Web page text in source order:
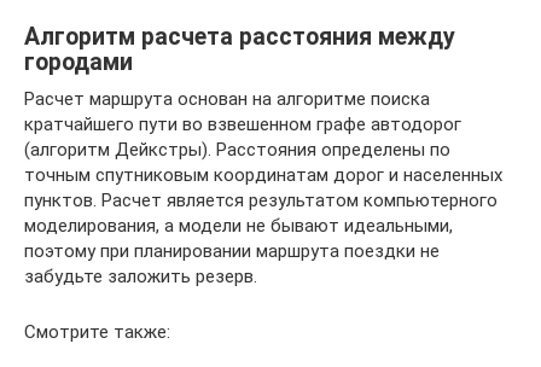
Алгоритм расчета расстояния между
городами
Расчет маршрута основан на алгоритме поиска
кратчайшего пути во взвешенном графе автодорог
(алгоритм Дейкстры). Расстояния определены по
точным спутниковым координатам дорог и населенных
пунктов. Расчет является результатом компьютерного
моделирования, а модели не бывают идеальными,
поэтому при планировании маршрута поездки не
забудьте заложить резерв.
Смотрите также: